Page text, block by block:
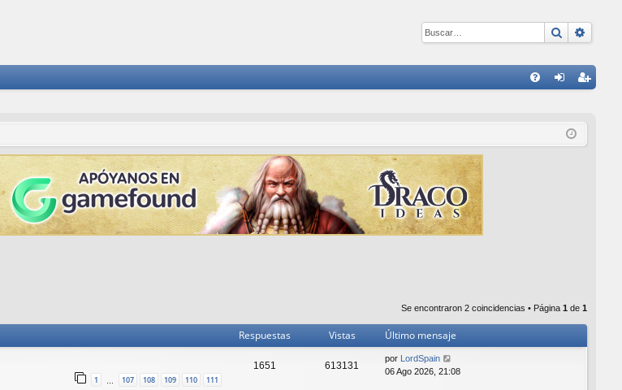
Buscar
ist
Se encontraron 2 coincidencias • Página 1 de 1
Respuestas Vistas Último mensaje
1 107 108 109 110 111
1651 613131
por LordSpain
06 Ago 2026, 21:08